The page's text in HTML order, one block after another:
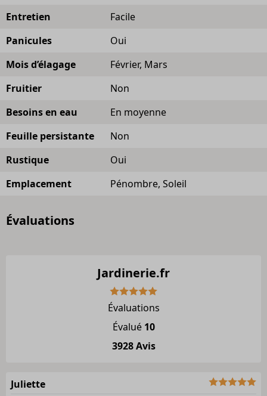
Entretien
Facile
Panicules
Oui
Mois d’élagage
Février, Mars
Fruitier
Non
Besoins en eau
En moyenne
Feuille persistante
Non
Rustique
Oui
Emplacement
Pénombre, Soleil
Évaluations
Jardinerie.fr
Évaluations
Évalué 10
3928 Avis
Juliette